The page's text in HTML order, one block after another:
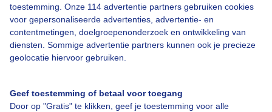
toestemming. Onze 114 advertentie partners gebruiken cookies
voor gepersonaliseerde advertenties, advertentie- en
contentmetingen, doelgroepenonderzoek en ontwikkeling van
diensten. Sommige advertentie partners kunnen ook je precieze
geolocatie hiervoor gebruiken.
Geef toestemming of betaal voor toegang
Door op "Gratis" te klikken, geef je toestemming voor alle
Over Buienradar
Bedrijfsgegevens
Contact